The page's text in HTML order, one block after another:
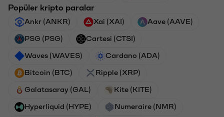
Popüler kripto paralar
Ankr (ANKR) Xai (XAI) Aave (AAVE)
PSG (PSG) Cartesi (CTSI)
Waves (WAVES) Cardano (ADA)
Bitcoin (BTC) Ripple (XRP)
Galatasaray (GAL) Kite (KITE)
Hyperliquid (HYPE) Numeraire (NMR)